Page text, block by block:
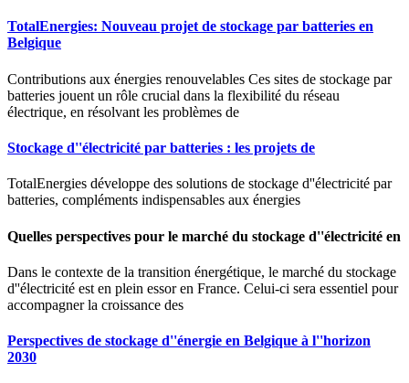
TotalEnergies: Nouveau projet de stockage par batteries en
Belgique
Contributions aux énergies renouvelables Ces sites de stockage par
batteries jouent un rôle crucial dans la flexibilité du réseau
électrique, en résolvant les problèmes de
Stockage d''électricité par batteries : les projets de
TotalEnergies développe des solutions de stockage d''électricité par
batteries, compléments indispensables aux énergies
Quelles perspectives pour le marché du stockage d''électricité en
Dans le contexte de la transition énergétique, le marché du stockage
d''électricité est en plein essor en France. Celui-ci sera essentiel pour
accompagner la croissance des
Perspectives de stockage d''énergie en Belgique à l''horizon
2030